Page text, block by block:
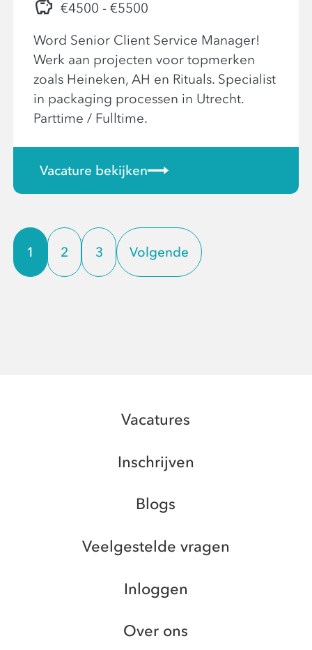
€4500 - €5500
Word Senior Client Service Manager!
Werk aan projecten voor topmerken
zoals Heineken, AH en Rituals. Specialist
in packaging processen in Utrecht.
Parttime / Fulltime.
Vacature bekijken
1 2 3 Volgende
Vacatures
Inschrijven
Blogs
Veelgestelde vragen
Inloggen
Over ons